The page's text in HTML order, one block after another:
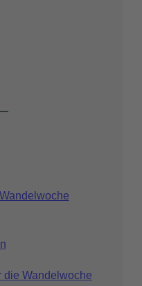
die Wandelwoche